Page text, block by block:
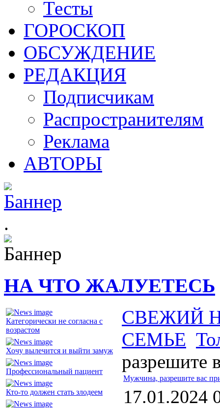
Тесты
ГОРОСКОП
ОБСУЖДЕНИЕ
РЕДАКЦИЯ
Подписчикам
Распространителям
Реклама
АВТОРЫ
.
НА ЧТО ЖАЛУЕТЕСЬ
Категорически не согласна с
возрастом
Хочу вылечится и выйти замуж
Профессиональный пациент
Кто-то должен стать злодеем
СВЕЖИЙ
СЕМЬЕ
разрешите
Мужчина, разрешите вас
17.01.2024